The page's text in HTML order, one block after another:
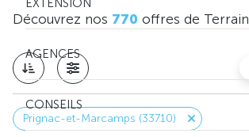
EXTENSION
AGENCES
CONSEILS
Découvrez nos 770 offres de Terrain
Prignac-et-Marcamps (33710)